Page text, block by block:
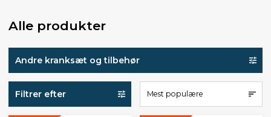
Alle produkter
Andre kranksæt og tilbehør
Filtrer efter Mest populære